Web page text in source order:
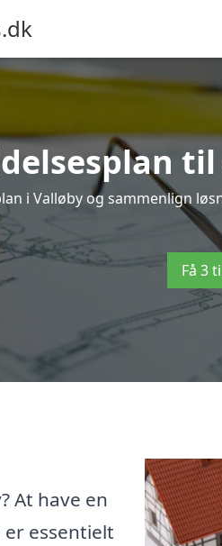
i Valløby og sammenlign
Få 3
At have en
essentielt